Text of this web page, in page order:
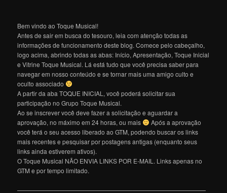
Bem vindo ao Toque Musical!
Antes de sair em busca do tesouro, leia com atenção todas as
informações de funcionamento deste blog. Comece pelo cabeçalho,
logo acima, abrindo todas as abas: Início, Apresentação, Toque Inicial
e Vitrine Toque Musical. Lá está tudo que você precisa saber para
navegar em nosso conteúdo e se tornar mais uma amigo culto e
oculto associado
A partir da aba TOQUE INICIAL, você poderá solicitar sua
participação no Grupo Toque Musical.
Ao se inscrever você deve fazer a solicitação e aguardar a
aprovação, no máximo em 24 horas, ou mais
Após a aprovação
você terá o seu acesso liberado ao GTM, podendo buscar os links
mais recentes e pesquisar por postagens antigas (enquanto seus
links ainda estiverem ativos).
O Toque Musical NÃO ENVIA LINKS POR E-MAIL. Links apenas no
GTM e por tempo limitado.
———————————————————————————————